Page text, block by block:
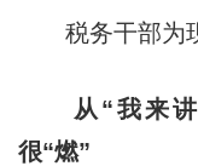
税务干部为
从“我来讲
很“燃”